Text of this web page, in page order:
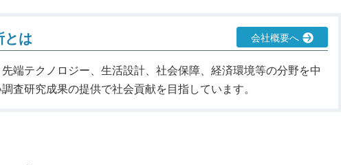
とは 会社概要へ
端テクノロジー、生活設計、社会保障、経済環境等の分野を中
査研究成果の提供で社会貢献を目指しています。